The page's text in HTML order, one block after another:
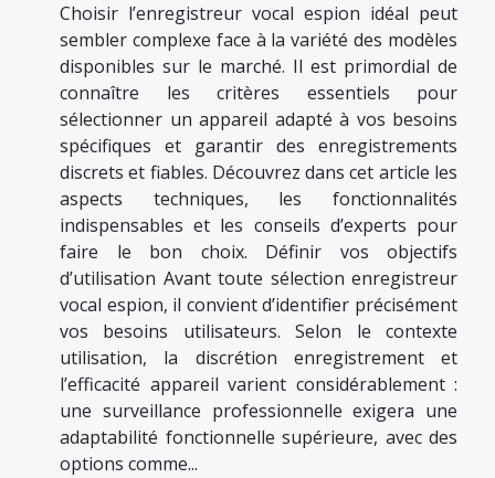
Choisir l’enregistreur vocal espion idéal peut
sembler complexe face à la variété des modèles
disponibles sur le marché. Il est primordial de
connaître les critères essentiels pour
sélectionner un appareil adapté à vos besoins
spécifiques et garantir des enregistrements
discrets et fiables. Découvrez dans cet article les
aspects techniques, les fonctionnalités
indispensables et les conseils d’experts pour
faire le bon choix. Définir vos objectifs
d’utilisation Avant toute sélection enregistreur
vocal espion, il convient d’identifier précisément
vos besoins utilisateurs. Selon le contexte
utilisation, la discrétion enregistrement et
l’efficacité appareil varient considérablement :
une surveillance professionnelle exigera une
adaptabilité fonctionnelle supérieure, avec des
options comme...